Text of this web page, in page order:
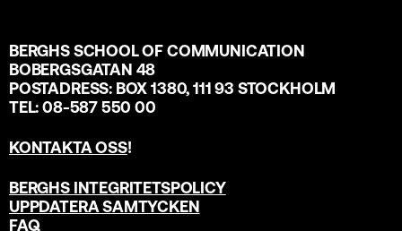
BERGHS SCHOOL OF COMMUNICATION
BOBERGSGATAN 48
POSTADRESS: BOX 1380, 111 93 STOCKHOLM
TEL: 08-587 550 00
KONTAKTA OSS!
BERGHS INTEGRITETSPOLICY
UPPDATERA SAMTYCKEN
FAQ